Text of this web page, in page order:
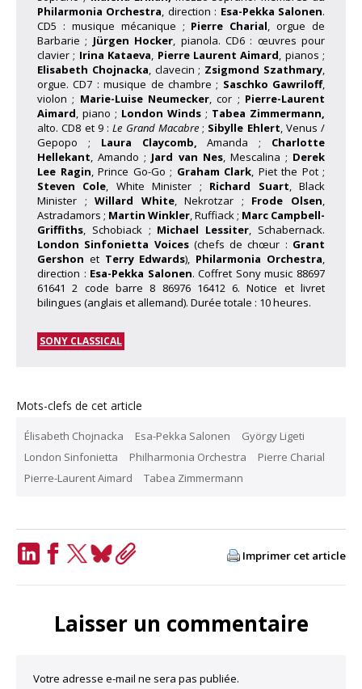
Philarmonia Orchestra, direction : Esa-Pekka Salonen.
CD5 : musique mécanique ; Pierre Charial, orgue de
Barbarie ; Jürgen Hocker, pianola. CD6 : œuvres pour
clavier ; Irina Kataeva, Pierre Laurent Aimard, pianos ;
Elisabeth Chojnacka, clavecin ; Zsigmond Szathmary,
orgue. CD7 : musique de chambre ; Saschko Gawriloff,
violon ; Marie-Luise Neumecker, cor ; Pierre-Laurent
Aimard, piano ; London Winds ; Tabea Zimmermann,
alto. CD8 et 9 :Le Grand Macabre; Sibylle Ehlert, Venus /
Gepopo ; Laura Claycomb,Amanda ; Charlotte
Hellekant, Amando ; Jard van Nes, Mescalina ; Derek
Lee Ragin, Prince Go-Go ; Graham Clark, Piet the Pot ;
Steven Cole, White Minister ; Richard Suart, Black
Minister ;Willard White, Nekrotzar ; Frode Olsen,
Astradamors ; Martin Winkler, Ruffiack ; Marc Campbell-
Griffiths, Schobiack ; Michael Lessiter, Schabernack.
London Sinfonietta Voices(chefs de chœur : Grant
Gershon et Terry Edwards), Philarmonia Orchestra,
direction : Esa-Pekka Salonen. Coffret Sony music 88697
61641 2 code barre 8 86976 16412 6. Notice et livret
bilingues (anglais et allemand). Durée totale : 10 heures.
SONY CLASSICAL
Mots-clefs de cet article
Élisabeth Chojnacka Esa-Pekka Salonen
György Ligeti
London Sinfonietta
Philharmonia Orchestra
Pierre Charial
Pierre-Laurent Aimard
Tabea Zimmermann
Imprimer cet article
Laisser un commentaire
Votre adresse e-mail ne sera pas publiée.